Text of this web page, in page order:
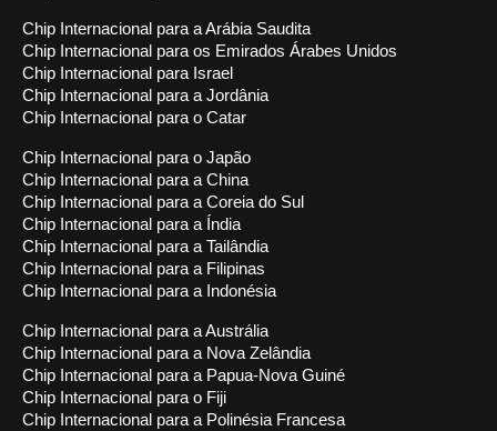
Chip Internacional para a Arábia Saudita
Chip Internacional para os Emirados Árabes Unidos
Chip Internacional para Israel
Chip Internacional para a Jordânia
Chip Internacional para o Catar
Chip Internacional para o Japão
Chip Internacional para a China
Chip Internacional para a Coreia do Sul
Chip Internacional para a Índia
Chip Internacional para a Tailândia
Chip Internacional para a Filipinas
Chip Internacional para a Indonésia
Chip Internacional para a Austrália
Chip Internacional para a Nova Zelândia
Chip Internacional para a Papua-Nova Guiné
Chip Internacional para o Fiji
Chip Internacional para a Polinésia Francesa